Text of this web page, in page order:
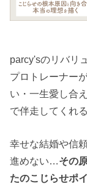
parcy'sのリバリ
プロトレーナー
い・一生愛し合
で伴走してくれる
幸せな結婚や信
進めない…その
たのこじらせポ